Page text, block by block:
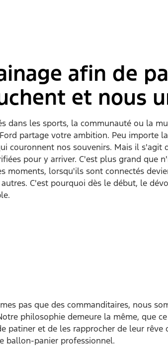
afin de
et nous
dans les sports, la communauté ou la
partage votre ambition. Peu importe
couronnent nos souvenirs. Mais il s'agit
pour y arriver. C'est plus grand que
moments, lorsqu'ils sont connectés
C'est pourquoi dès le début, le
pas que des commanditaires, nous
philosophie demeure la même, que
patiner et de les rapprocher de leur rêve
ballon-panier professionnel.